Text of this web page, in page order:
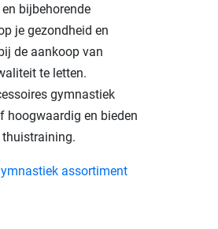
bijbehorende
je gezondheid en
de aankoop van
te letten.
gymnastiek
hoogwaardig en bieden
thuistraining.
assortiment